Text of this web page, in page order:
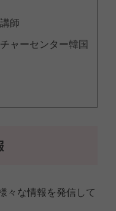
師
ャーセンター韓国
々な情報を発信して